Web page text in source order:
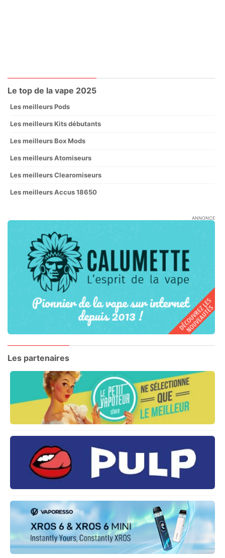
Le top de la vape 2025
Les meilleurs Pods
Les meilleurs Kits débutants
Les meilleurs Box Mods
Les meilleurs Atomiseurs
Les meilleurs Clearomiseurs
Les meilleurs Accus 18650
ANNONCE
Les partenaires